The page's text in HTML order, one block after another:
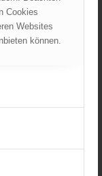
Cookies
Websites
können.